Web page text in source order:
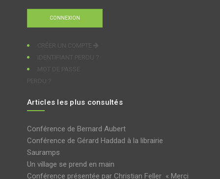
Articles les plus consultés
Conférence de Bernard Aubert
Conférence de Gérard Haddad à la librairie
Sauramps
Un village se prend en main
Conférence présentée par Christian Feller « Merci